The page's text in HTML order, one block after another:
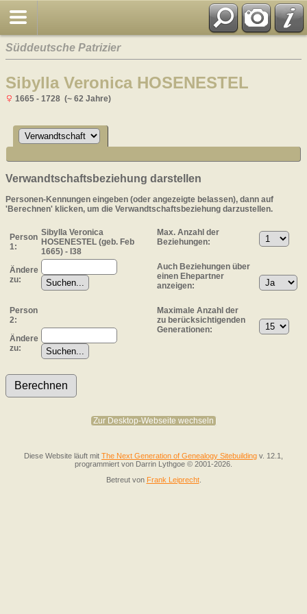
Süddeutsche Patrizier
Sibylla Veronica HOSENESTEL
1665 - 1728 (~ 62 Jahre)
Verwandtschaftsbeziehung darstellen
Personen-Kennungen eingeben (oder angezeigte belassen), dann auf
'Berechnen' klicken, um die Verwandtschaftsbeziehung darzustellen.
Person
1:
Sibylla Veronica
HOSENESTEL (geb. Feb
1665) - I38
Ändere
zu:
Person
2:
Ändere
zu:
Max. Anzahl der
Beziehungen:
Auch Beziehungen über
einen Ehepartner
anzeigen:
Maximale Anzahl der
zu berücksichtigenden
Generationen:
Zur Desktop-Webseite wechseln
Diese Website läuft mit The Next Generation of Genealogy Sitebuilding v. 12.1,
programmiert von Darrin Lythgoe © 2001-2026.
Betreut von Frank Leiprecht.